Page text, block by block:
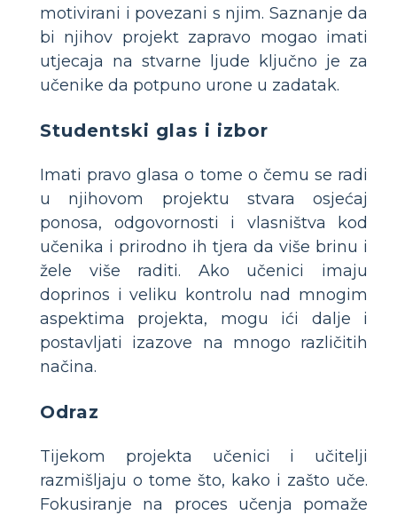
motivirani i povezani s njim. Saznanje da
bi njihov projekt zapravo mogao imati
utjecaja na stvarne ljude ključno je za
učenike da potpuno urone u zadatak.
Studentski glas i izbor
Imati pravo glasa o tome o čemu se radi
u njihovom projektu stvara osjećaj
ponosa, odgovornosti i vlasništva kod
učenika i prirodno ih tjera da više brinu i
žele više raditi. Ako učenici imaju
doprinos i veliku kontrolu nad mnogim
aspektima projekta, mogu ići dalje i
postavljati izazove na mnogo različitih
načina.
Odraz
Tijekom projekta učenici i učitelji
razmišljaju o tome što, kako i zašto uče.
Fokusiranje na proces učenja pomaže